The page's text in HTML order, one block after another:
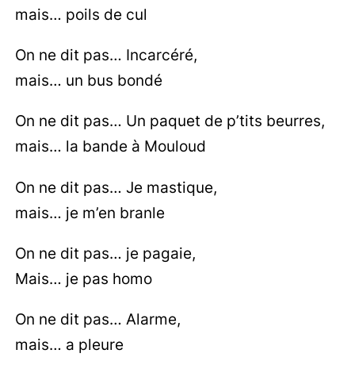
mais… poils de cul
On ne dit pas… Incarcéré,
mais… un bus bondé
On ne dit pas… Un paquet de p’tits beurres,
mais… la bande à Mouloud
On ne dit pas… Je mastique,
mais… je m’en branle
On ne dit pas… je pagaie,
Mais… je pas homo
On ne dit pas… Alarme,
mais… a pleure